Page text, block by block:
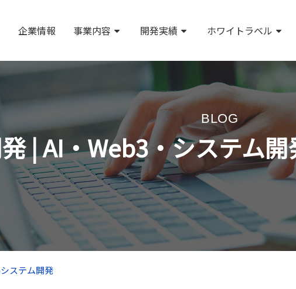
企業情報 事業内容 開発実績 ホワイトラベル
BLOG
| AI・Web3・システム
ステム開発